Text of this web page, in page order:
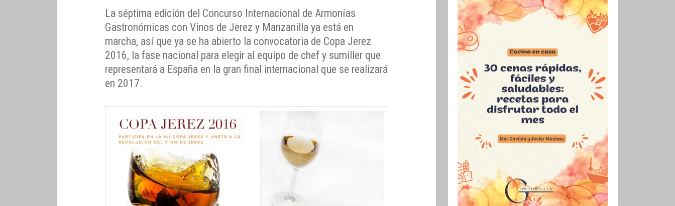
La séptima edición del Concurso Internacional de Armonías
Gastronómicas con Vinos de Jerez y Manzanilla ya está en
marcha, así que ya se ha abierto la convocatoria de Copa Jerez
2016, la fase nacional para elegir al equipo de chef y sumiller que
representará a España en la gran final internacional que se realizará
en 2017.